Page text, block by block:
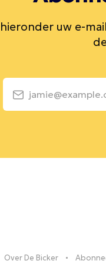
uw e-
Over De Bicker